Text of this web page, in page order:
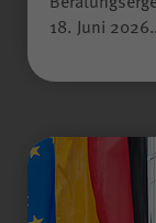
18. Juni